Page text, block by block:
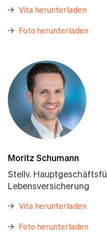
Vita herunterladen
Foto herunterladen
Moritz Schumann
Stellv.
Lebensversicherung
Vita herunterladen
Foto herunterladen